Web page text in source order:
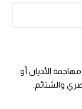
الأديان أو
والشتائم.